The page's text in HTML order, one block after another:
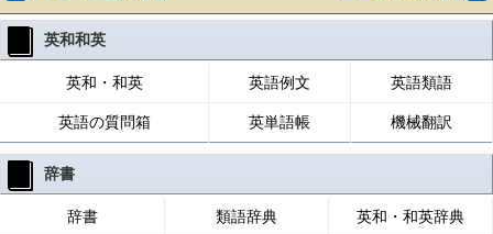
英和和英
英和・和英 英語例文 英語類語
英語の質問箱 英単語帳 機械翻訳
辞書
辞書 類語辞典 英和・和英辞典